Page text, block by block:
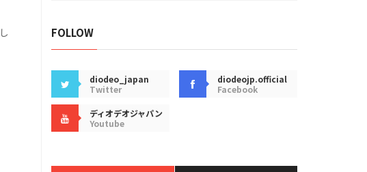
FOLLOW
diodeo_japan
Twitter
diodeojp.official
Facebook
ディオデオジャパン
Youtube